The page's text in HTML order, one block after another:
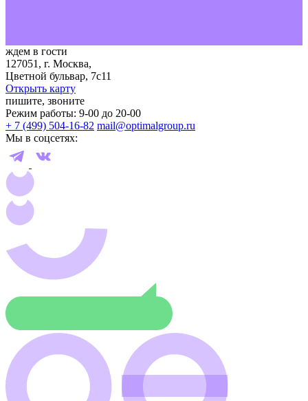
ждем в гости
127051, г. Москва,
Цветной бульвар, 7с11
Открыть карту
пишите, звоните
Режим работы: 9-00 до 20-00
+ 7 (499) 504-16-82 mail@optimalgroup.ru
Мы в соцсетях: